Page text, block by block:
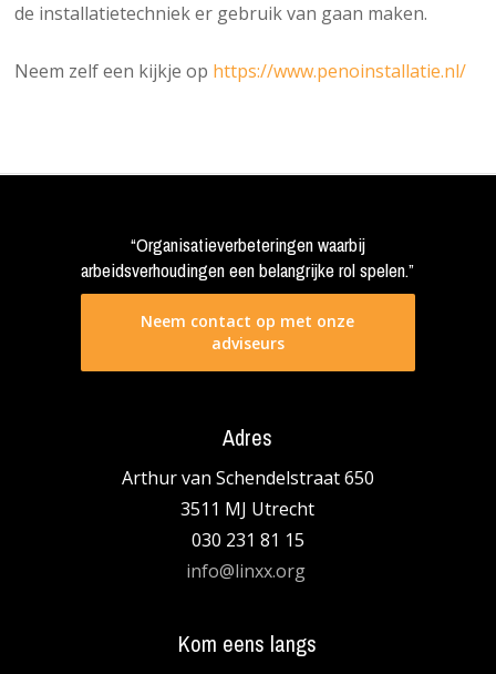
de installatietechniek er gebruik van gaan maken.
Neem zelf een kijkje op https://www.penoinstallatie.nl/
“Organisatieverbeteringen waarbij
arbeidsverhoudingen een belangrijke rol spelen.”
Neem contact op met onze
adviseurs
Adres
Arthur van Schendelstraat 650
3511 MJ Utrecht
030 231 81 15
info@linxx.org
Kom eens langs